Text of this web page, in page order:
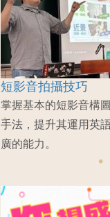
短影音拍攝技巧
掌握基本的短影音構
手法，提升其運用英
廣的能力。